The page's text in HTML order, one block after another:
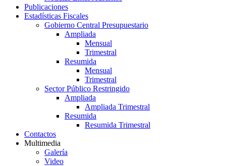
Publicaciones
Estadísticas Fiscales
Gobierno Central Presupuestario
Ampliada
Mensual
Trimestral
Resumida
Mensual
Trimestral
Sector Público Restringido
Ampliada
Ampliada Trimestral
Resumida
Resumida Trimestral
Contactos
Multimedia
Galería
Video